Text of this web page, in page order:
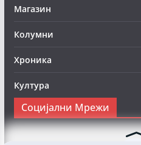
Магазин
Колумни
Хроника
Култура
Социјални Мрежи